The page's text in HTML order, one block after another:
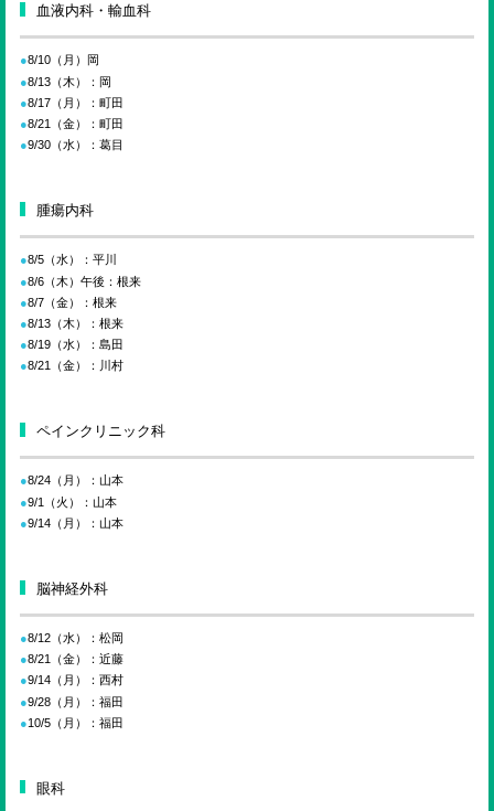
血液内科・輸血科
8/10（月）岡
8/13（木）：岡
8/17（月）：町田
8/21（金）：町田
9/30（水）：葛目
腫瘍内科
8/5（水）：平川
8/6（木）午後：根来
8/7（金）：根来
8/13（木）：根来
8/19（水）：島田
8/21（金）：川村
ペインクリニック科
8/24（月）：山本
9/1（火）：山本
9/14（月）：山本
脳神経外科
8/12（水）：松岡
8/21（金）：近藤
9/14（月）：西村
9/28（月）：福田
10/5（月）：福田
眼科